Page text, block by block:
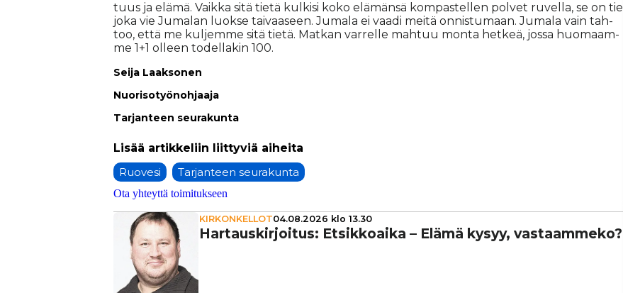
tuus ja elä­mä. Vaik­ka sitä tie­tä kul­ki­si koko elä­män­sä kom­pas­tel­len pol­vet ru­vel­la, se on tie
joka vie Ju­ma­lan luok­se tai­vaa­seen. Ju­ma­la ei vaa­di mei­tä on­nis­tu­maan. Ju­ma­la vain tah­
too, et­tä me kul­jem­me sitä tie­tä. Mat­kan var­rel­le mah­tuu mon­ta het­keä, jos­sa huo­maam­
me 1+1 ol­leen to­del­la­kin 100.
Sei­ja Laak­so­nen
Nuo­ri­so­työ­noh­jaa­ja
Tar­jan­teen seu­ra­kun­ta
Ruovesi Tarjanteen seurakunta
Ota yhteyttä toimitukseen
KIRKONKELLOT04.08.2026 klo 13.30
Har­taus­kir­joi­tus: Etsik­ko­aika – Elämä kysyy, vas­taam­meko?